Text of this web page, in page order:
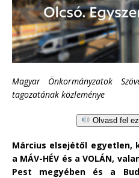
Magyar Önkormányzatok
tagozatának közleménye
Olvasd fel
Március elsejétől
a MÁV-HÉV és a VOLÁN,
Pest megyében és a